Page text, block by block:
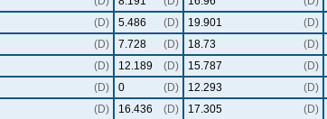
(D) 5.486 (D) 19.901 (D)
(D) 7.728 (D) 18.73 (D)
(D) 12.189 (D) 15.787 (D)
(D) 0 (D) 12.293 (D)
(D) 16.436 (D) 17.305 (D)